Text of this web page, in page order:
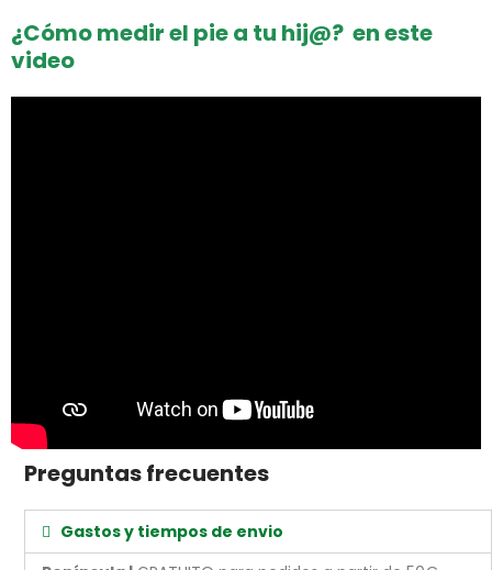
¿Cómo medir el pie a tu hij@? en este
video
Preguntas frecuentes
Gastos y tiempos de envio